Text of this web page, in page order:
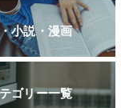
小説・漫画
ゴリー一覧